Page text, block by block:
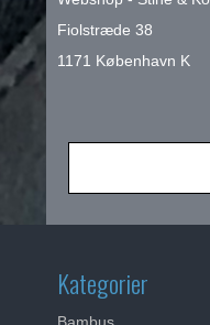
Fiolstræde 38
1171 København K
Kategorier